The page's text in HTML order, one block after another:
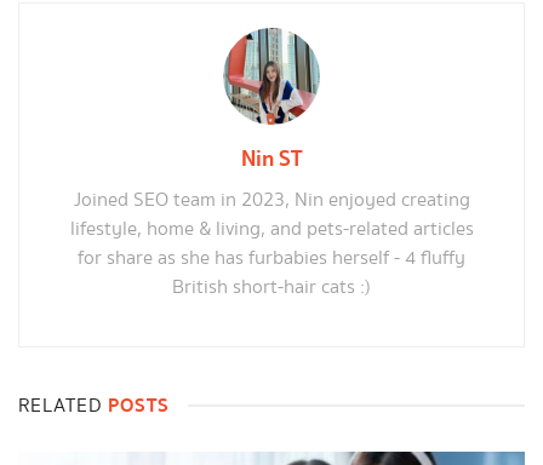
Nin ST
Joined SEO team in 2023, Nin enjoyed creating
lifestyle, home & living, and pets-related articles
for share as she has furbabies herself - 4 fluffy
British short-hair cats :)
RELATED POSTS